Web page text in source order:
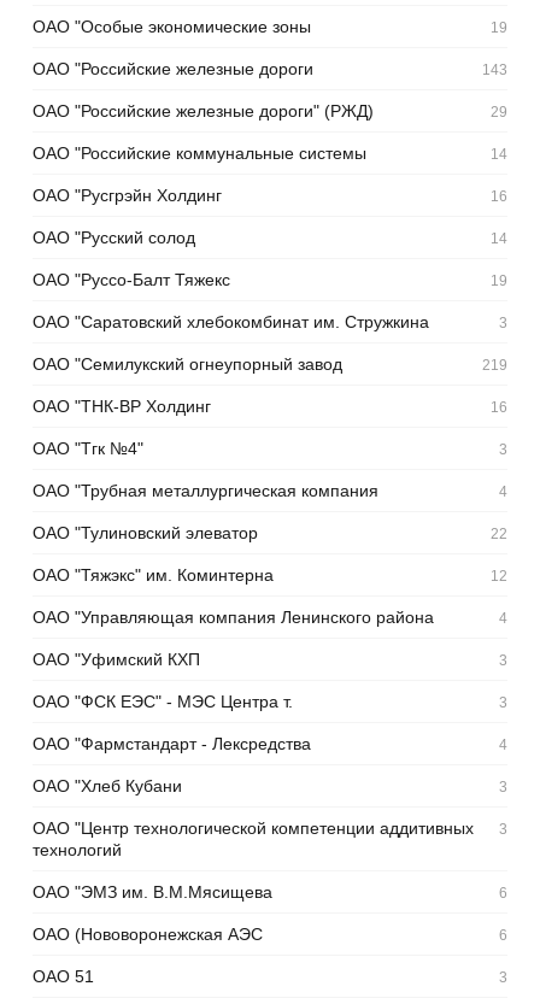
ОАО "Особые экономические зоны 19
ОАО "Российские железные дороги 143
ОАО "Российские железные дороги" (РЖД) 29
ОАО "Российские коммунальные системы 14
ОАО "Русгрэйн Холдинг 16
ОАО "Русский солод 14
ОАО "Руссо-Балт Тяжекс 19
ОАО "Саратовский хлебокомбинат им. Стружкина 3
ОАО "Семилукский огнеупорный завод 219
ОАО "ТНК-ВР Холдинг 16
ОАО "Тгк №4" 3
ОАО "Трубная металлургическая компания 4
ОАО "Тулиновский элеватор 22
ОАО "Тяжэкс" им. Коминтерна 12
ОАО "Управляющая компания Ленинского района 4
ОАО "Уфимский КХП 3
ОАО "ФСК ЕЭС" - МЭС Центра т. 3
ОАО "Фармстандарт - Лексредства 4
ОАО "Хлеб Кубани 3
ОАО "Центр технологической компетенции аддитивных
технологий
3
ОАО "ЭМЗ им. В.М.Мясищева 6
ОАО (Нововоронежская АЭС 6
ОАО 51 3